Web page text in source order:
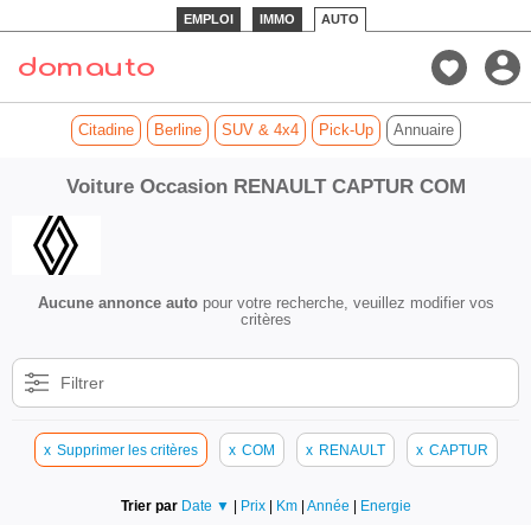
EMPLOI IMMO AUTO
Citadine Berline SUV & 4x4 Pick-Up Annuaire
Voiture Occasion RENAULT CAPTUR COM
Aucune annonce autopour votre recherche, veuillez modifier vos
critères
Filtrer
x Supprimer les critères x COM x RENAULT x CAPTUR
Trier par Date ▼ | Prix | Km | Année | Energie